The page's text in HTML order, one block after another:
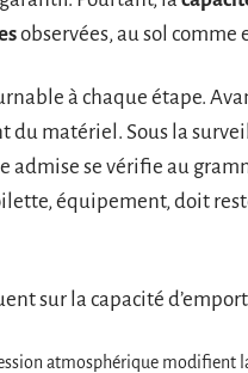
observées, au sol comme
à chaque étape.
matériel. Sous la
admise se vérifie au
équipement, doit
sur la capacité d’emport
atmosphérique modifient